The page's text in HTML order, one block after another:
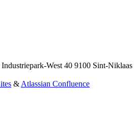
West 40 9100 Sint-Niklaas
&Atlassian Confluence